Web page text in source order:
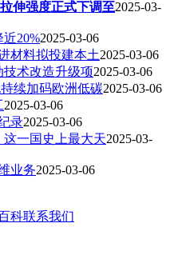
伸强度正式下调至2025-03-
近20%2025-03-06
材料拟投建本土2025-03-06
术改造升级项2025-03-06
续加码欧洲低碳2025-03-06
2025-03-06
录2025-03-06
一国史上最大天2025-03-
业务2025-03-06
科联系我们